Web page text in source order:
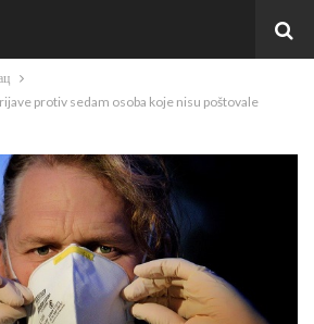
protiv sedam osoba koje nisu poštovale